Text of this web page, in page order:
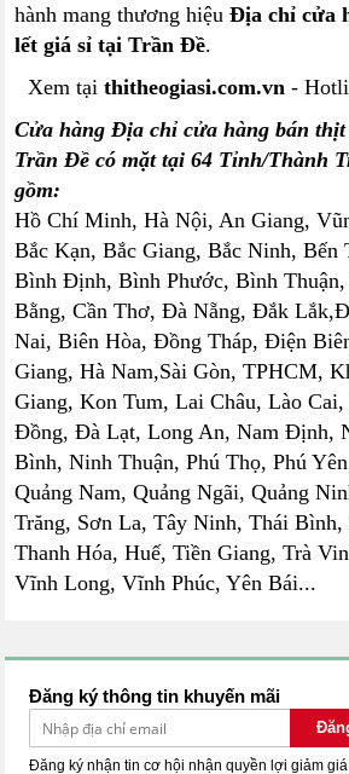
hành mang thương hiệuĐịa chỉ cửa
lết giá sỉ tại Trần Đề.
Xem tại thitheogiasi.com.vn-
Cửa hàng Địa chỉ cửa hàng bán
Trần Đề có mặt tại 64 Tỉnh/Thành
gồm:
Hồ Chí Minh, Hà Nội, An Giang,
Bắc Kạn, Bắc Giang, Bắc Ninh, Bến
Bình Định, Bình Phước, Bình Thuận,
Bằng, Cần Thơ, Đà Nẵng, Đắk
Nai, Biên Hòa, Đồng Tháp, Điện
Giang, Hà Nam,Sài Gòn, TPHCM,
Giang, Kon Tum, Lai Châu, Lào
Đồng, Đà Lạt, Long An, Nam Định,
Bình, Ninh Thuận, Phú Thọ, Phú
Quảng Nam, Quảng Ngãi, Quảng
Trăng, Sơn La, Tây Ninh, Thái Bình,
Thanh Hóa, Huế, Tiền Giang, Trà
Vĩnh Long, Vĩnh Phúc, Yên Bái...
Đăng ký thông tin khuyến mãi
Đăng ký nhận tin cơ hội nhận quyền lợi giảm